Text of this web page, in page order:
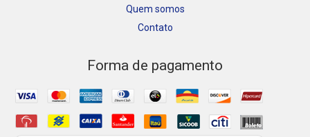
Quem somos
Contato
Forma de pagamento